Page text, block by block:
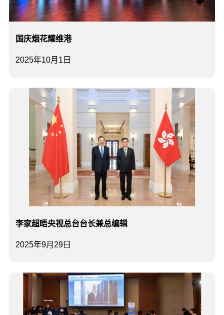
2025年10月1日
国庆烟花耀维港
2025年9月29日
李家超晤央视总台台长兼总编辑